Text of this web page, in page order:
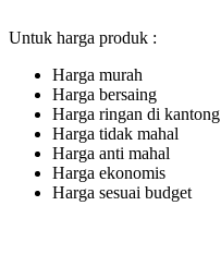
Untuk harga produk :
Harga murah
Harga bersaing
Harga ringan di kantong
Harga tidak mahal
Harga anti mahal
Harga ekonomis
Harga sesuai budget